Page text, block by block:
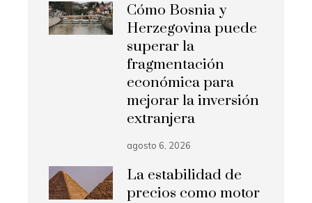
Cómo Bosnia y
Herzegovina puede
superar la
fragmentación
económica para
mejorar la inversión
extranjera
agosto 6, 2026
La estabilidad de
precios como motor